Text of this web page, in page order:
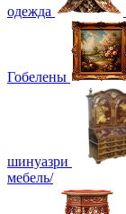
одежда
Гобелены
шинуазри
мебель/